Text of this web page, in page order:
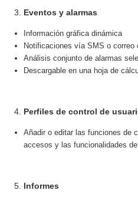
Eventos y alarmas
Información gráfica dinámica
Notificaciones vía SMS o correo
Análisis conjunto de alarmas
Descargable en una hoja de
Perfiles de control de
Añadir o editar las funciones de
accesos y las funcionalidades
Informes